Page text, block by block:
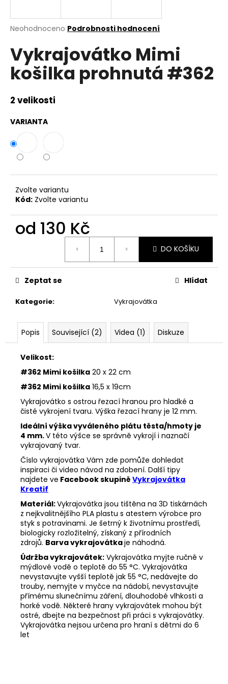
Průměrné
produktu
je
0,0
hvězdiček.
Neohodnoceno Podrobnosti hodnocení
Vykrajovátko Mimi
košilka prohnutá #362
2 velikosti
VARIANTA
Zvolte variantu
Kód: Zvolte variantu
od 130 Kč
DO KOŠÍKU
Kategorie: Vykrajovátka
Zeptat se Hlídat
Popis Související (2) Videa (1) Diskuze
Velikost:
#362 Mimi košilka 20 x 22 cm
#362 Mimi košilka 16,5 x 19cm
Vykrajovátko s ostrou řezací hranou pro hladké a
čisté vykrojení tvaru. Výška řezací hrany je 12 mm.
Ideální výška vyváleného plátu těsta/hmoty je
4 mm.V této výšce se správně vykrojí i naznačí
vykrajovaný tvar.
Číslo vykrajovátka Vám zde pomůže dohledat
inspiraci či video návod na zdobení. Další tipy
najdete ve Facebook skupině Vykrajovátka
Kreatif
Materiál:Vykrajovátka jsou tištěna na 3D tiskárnách
z nejkvalitnějšího PLA plastu s atestem výrobce pro
styk s potravinami. Je šetrný k životnímu prostředí,
biologicky rozložitelný, získaný z přírodních
zdrojů. Barva vykrajovátkaje náhodná.
Údržba vykrajovátek: Vykrajovátka myjte ručně v
mýdlové vodě o teplotě do 55 °C. Vykrajovátka
nevystavujte vyšší teplotě jak 55 °C, nedávejte do
trouby, nemyjte v myčce na nádobí, nevystavujte
přímému slunečnímu záření, dlouhodobé vlhkosti a
horké vodě. Některé hrany vykrajovátek mohou být
ostré, dbejte na bezpečnost při práci s vykrajovátky.
Vykrajovátka nejsou určena pro hraní s dětmi do 6
let
j
t
?
D
o
p
o
u
č
m
e
MINI
VÁNOČNÍ
#1297
38